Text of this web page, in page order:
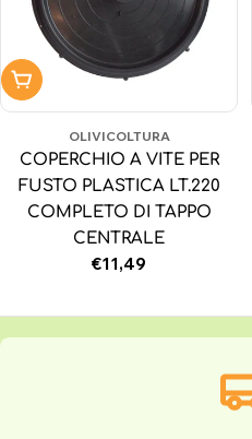
Aggiungi al carrello
OLIVICOLTURA
COPERCHIO A VITE PER
FUSTO PLASTICA LT.220
COMPLETO DI TAPPO
CENTRALE
Prezzo
€11,49